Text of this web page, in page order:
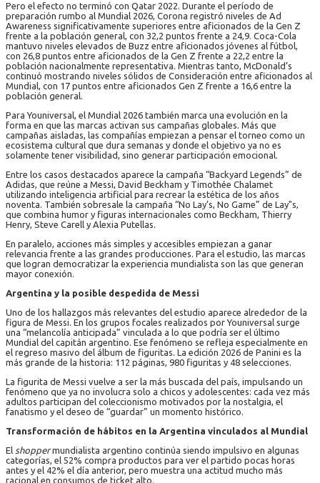
Pero el efecto no terminó con Qatar 2022. Durante el período de
preparación rumbo al Mundial 2026, Corona registró niveles de Ad
Awareness significativamente superiores entre aficionados de la Gen Z
frente a la población general, con 32,2 puntos frente a 24,9. Coca-Cola
mantuvo niveles elevados de Buzz entre aficionados jóvenes al fútbol,
con 26,8 puntos entre aficionados de la Gen Z frente a 22,2 entre la
población nacionalmente representativa. Mientras tanto, McDonald’s
continuó mostrando niveles sólidos de Consideración entre aficionados al
Mundial, con 17 puntos entre aficionados Gen Z frente a 16,6 entre la
población general.
Para Youniversal, el Mundial 2026 también marca una evolución en la
forma en que las marcas activan sus campañas globales. Más que
campañas aisladas, las compañías empiezan a pensar el torneo como un
ecosistema cultural que dura semanas y donde el objetivo ya no es
solamente tener visibilidad, sino generar participación emocional.
Entre los casos destacados aparece la campaña “Backyard Legends” de
Adidas, que reúne a Messi, David Beckham y Timothée Chalamet
utilizando inteligencia artificial para recrear la estética de los años
noventa. También sobresale la campaña “No Lay’s, No Game” de Lay"s,
que combina humor y figuras internacionales como Beckham, Thierry
Henry, Steve Carell y Alexia Putellas.
En paralelo, acciones más simples y accesibles empiezan a ganar
relevancia frente a las grandes producciones. Para el estudio, las marcas
que logran democratizar la experiencia mundialista son las que generan
mayor conexión.
Argentina y la posible despedida de Messi
Uno de los hallazgos más relevantes del estudio aparece alrededor de la
figura de Messi. En los grupos focales realizados por Youniversal surge
una “melancolía anticipada” vinculada a lo que podría ser el último
Mundial del capitán argentino. Ese fenómeno se refleja especialmente en
el regreso masivo del álbum de figuritas. La edición 2026 de Panini es la
más grande de la historia: 112 páginas, 980 figuritas y 48 selecciones.
La figurita de Messi vuelve a ser la más buscada del país, impulsando un
fenómeno que ya no involucra solo a chicos y adolescentes: cada vez más
adultos participan del coleccionismo motivados por la nostalgia, el
fanatismo y el deseo de “guardar” un momento histórico.
Transformación de hábitos en la Argentina vinculados al Mundial
El shoppermundialista argentino continúa siendo impulsivo en algunas
categorías, el 52% compra productos para ver el partido pocas horas
antes y el 42% el día anterior, pero muestra una actitud mucho más
racional en consumos de ticket alto.